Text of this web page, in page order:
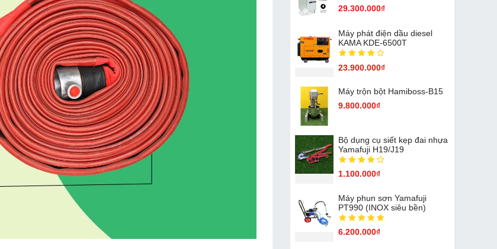
29.300.000₫
Máy phát điện dầu diesel
KAMA KDE-6500T
23.900.000₫
Máy trộn bột Hamiboss-B15
9.800.000₫
Bộ dụng cụ siết kẹp đai nhựa
Yamafuji H19/J19
1.100.000₫
Máy phun sơn Yamafuji
PT990 (INOX siêu bền)
6.200.000₫